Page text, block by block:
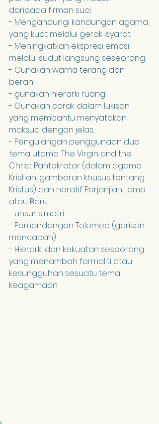
daripada firman suci
- Mengandungi kandungan agama
yang kuat melalui gerak isyarat
- Meningkatkan ekspresi emosi
melalui sudut langsung seseorang.
- Gunakan warna terang dan
berani.
- gunakan hierarki ruang
- Gunakan corak dalam lukisan
yang membantu menyatakan
maksud dengan jelas.
- Pengulangan penggunaan dua
tema utama: The Virgin and the
Christ Pantokrator (dalam agama
Kristian, gambaran khusus tentang
Kristus) dan naratif Perjanjian Lama
atau Baru.
- unsur simetri
- Pemandangan Tolomeo (garisan
mencapah)
- Hierarki dan kekuatan seseorang
yang menambah formaliti atau
kesungguhan sesuatu tema
keagamaan.